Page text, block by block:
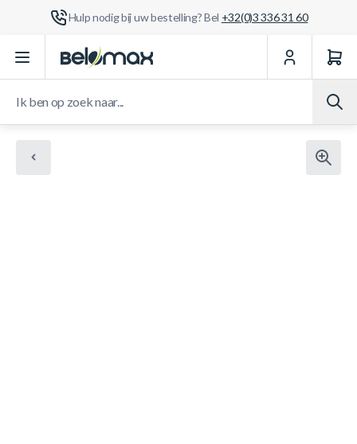
Hulp nodig bij uw bestelling? Bel +32(0)3 336 31 60
Ga naar de inhoud